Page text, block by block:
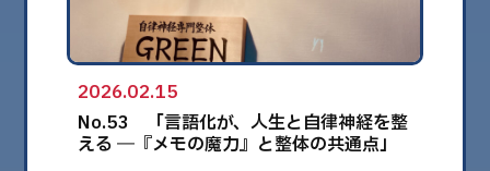
全て
美容
環境
globe
2026.02.15
No.53 「言語化が、人生と自律神経を整
える ―『メモの魔力』と整体の共通点」